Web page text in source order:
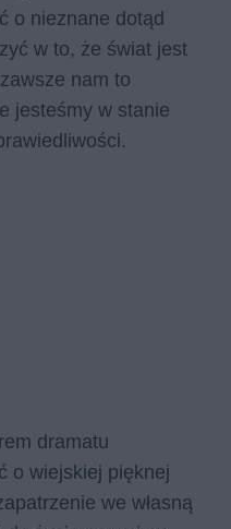
o nieznane dotąd
w to, że świat jest
nam to
jesteśmy w stanie
dramatu
o wiejskiej pięknej
we własną